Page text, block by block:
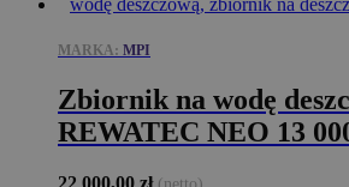
MARKA: MPI
Zbiornik na wodę
REWATEC NEO 13
22 000,00 zł